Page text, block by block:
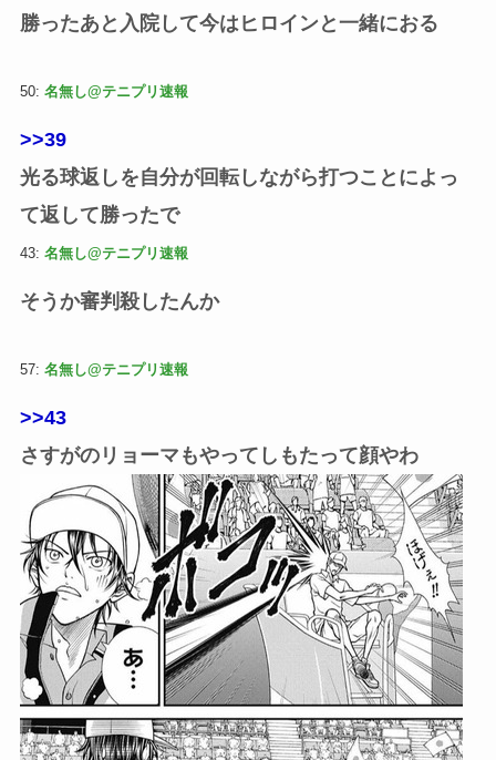
勝ったあと入院して今はヒロインと一緒におる
50: 名無し@テニプリ速報
>>39
光る球返しを自分が回転しながら打つことによっ
て返して勝ったで
43: 名無し@テニプリ速報
そうか審判殺したんか
57: 名無し@テニプリ速報
>>43
さすがのリョーマもやってしもたって顔やわ